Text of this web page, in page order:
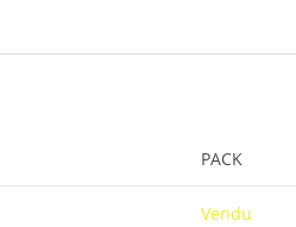
PACK
Vendu